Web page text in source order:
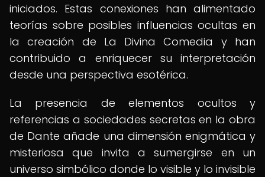
iniciados. Estas conexiones han alimentado
teorías sobre posibles influencias ocultas en
la creación de La Divina Comedia y han
contribuido a enriquecer su interpretación
desde una perspectiva esotérica.
La presencia de elementos ocultos y
referencias a sociedades secretas en la obra
de Dante añade una dimensión enigmática y
misteriosa que invita a sumergirse en un
universo simbólico donde lo visible y lo invisible